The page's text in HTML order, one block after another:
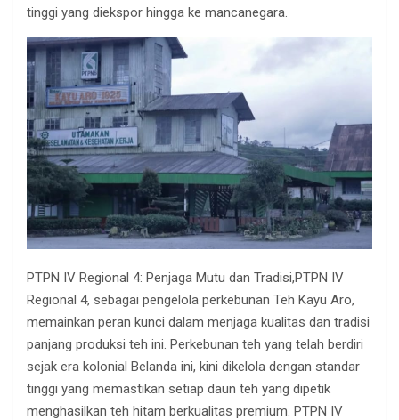
tinggi yang diekspor hingga ke mancanegara.
PTPN IV Regional 4: Penjaga Mutu dan Tradisi,PTPN IV
Regional 4, sebagai pengelola perkebunan Teh Kayu Aro,
memainkan peran kunci dalam menjaga kualitas dan tradisi
panjang produksi teh ini. Perkebunan teh yang telah berdiri
sejak era kolonial Belanda ini, kini dikelola dengan standar
tinggi yang memastikan setiap daun teh yang dipetik
menghasilkan teh hitam berkualitas premium. PTPN IV